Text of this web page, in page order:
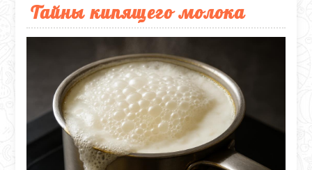
Тайны кипящего молока